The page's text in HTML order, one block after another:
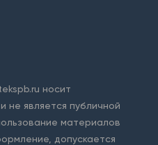
носит
не является публичной
материалов
допускается